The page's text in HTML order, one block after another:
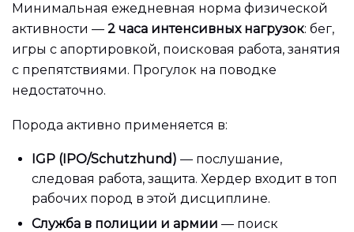
Минимальная ежедневная норма физической
активности — 2 часа интенсивных нагрузок: бег,
игры с апортировкой, поисковая работа, занятия
с препятствиями. Прогулок на поводке
недостаточно.
Порода активно применяется в:
IGP (IPO/Schutzhund) — послушание,
следовая работа, защита. Хердер входит в топ
рабочих пород в этой дисциплине.
Служба в полиции и армии — поиск